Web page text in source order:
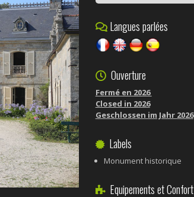
Langues parlées
Ouverture
Fermé en 2026
Closed in 2026
Geschlossen im Jahr 2026
Labels
Monument historique
Equipements et Confort